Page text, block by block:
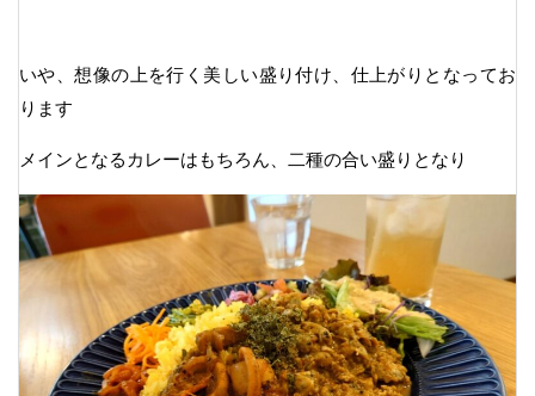
いや、想像の上を行く美しい盛り付け、仕上がりとなってお
ります
メインとなるカレーはもちろん、二種の合い盛りとなり